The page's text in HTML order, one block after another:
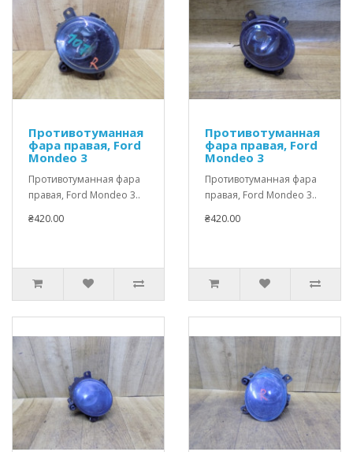
Противотуманная
фара правая, Ford
Mondeo 3
Противотуманная фара
правая, Ford Mondeo 3..
₴420.00
Противотуманная
фара правая, Ford
Mondeo 3
Противотуманная фара
правая, Ford Mondeo 3..
₴420.00